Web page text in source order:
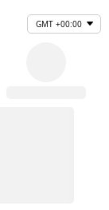
GMT +00:00